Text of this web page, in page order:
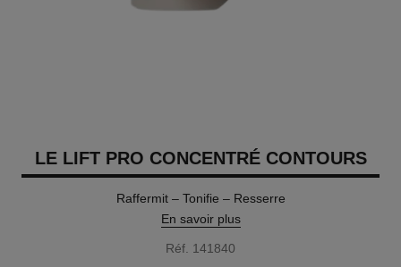
LE LIFT PRO CONCENTRÉ CONTOURS
Raffermit – Tonifie – Resserre
En savoir plus
Réf. 141840